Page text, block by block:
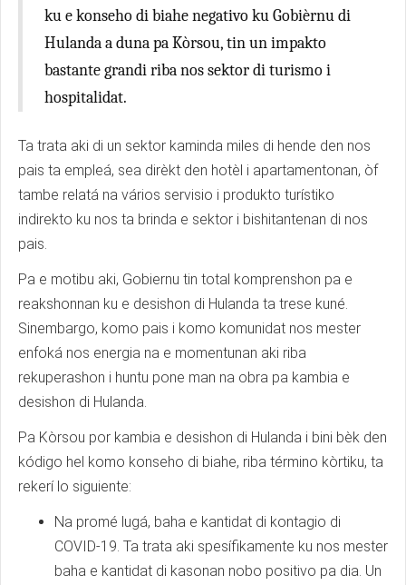
ku e konseho di biahe negativo ku Gobièrnu di
Hulanda a duna pa Kòrsou, tin un impakto
bastante grandi riba nos sektor di turismo i
hospitalidat.
Ta trata aki di un sektor kaminda miles di hende den nos
pais ta empleá, sea dirèkt den hotèl i apartamentonan, òf
tambe relatá na vários servisio i produkto turístiko
indirekto ku nos ta brinda e sektor i bishitantenan di nos
pais.
Pa e motibu aki, Gobiernu tin total komprenshon pa e
reakshonnan ku e desishon di Hulanda ta trese kuné.
Sinembargo, komo pais i komo komunidat nos mester
enfoká nos energia na e momentunan aki riba
rekuperashon i huntu pone man na obra pa kambia e
desishon di Hulanda.
Pa Kòrsou por kambia e desishon di Hulanda i bini bèk den
kódigo hel komo konseho di biahe, riba término kòrtiku, ta
rekerí lo siguiente:
Na promé lugá, baha e kantidat di kontagio di
COVID-19. Ta trata aki spesífikamente ku nos mester
baha e kantidat di kasonan nobo positivo pa dia. Un